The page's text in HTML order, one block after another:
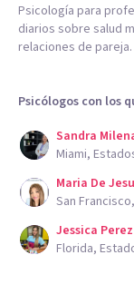
Psicología para
diarios sobre salud
relaciones de pareja.
Psicólogos con los
Sandra
Miami,
Maria De
San
Jessica
Florida,